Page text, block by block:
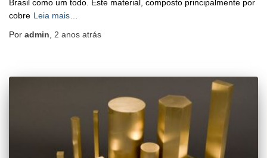
Brasil como um todo. Este material, composto principalmente por
cobre Leia mais…
Por admin, 2 anos atrás